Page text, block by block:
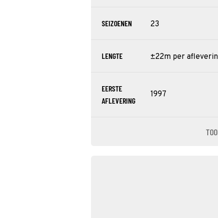
SEIZOENEN 23
LENGTE ±22m per
EERSTE
AFLEVERING
1997